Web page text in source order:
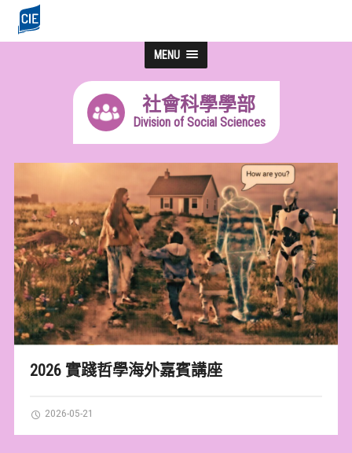
MENU
社會科學學部
Division of Social Sciences
2026 實踐哲學海外嘉賓講座
2026-05-21